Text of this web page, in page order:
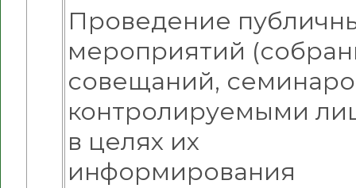
Проведение
мероприятий
совещаний,
контролируемыми
в целях их
информирования